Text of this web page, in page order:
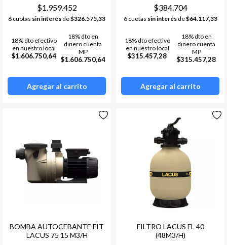
$1.959.452
6 cuotas sin interés de$326.575,33
18% dto efectivo
en nuestro local
$1.606.750,64
18% dto en
dinero cuenta
MP
$1.606.750,64
Agregar al carrito
$384.704
6 cuotas sin interésde$64.117,33
18% dto efectivo
en nuestro local
$315.457,28
18% dto en
dinero cuenta
MP
$315.457,28
Agregar al carrito
BOMBA AUTOCEBANTE FIT
LACUS 75 15 M3/H
FILTRO LACUS FL 40
(48M3/H)